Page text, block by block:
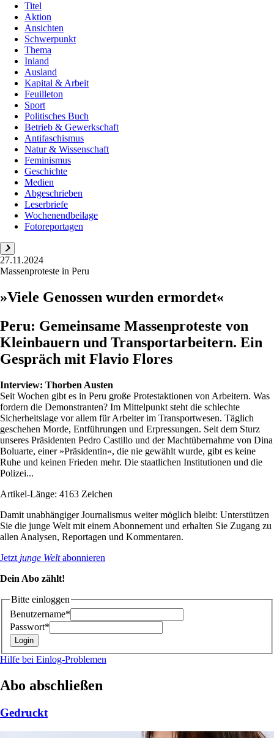
Titel
Aktion
Ansichten
Schwerpunkt
Thema
Inland
Ausland
Kapital & Arbeit
Feuilleton
Sport
Politisches Buch
Betrieb & Gewerkschaft
Antifaschismus
Natur & Wissenschaft
Feminismus
Geschichte
Medien
Abgeschrieben
Leserbriefe
Wochenendbeilage
Fotoreportagen
27.11.2024
Massenproteste in Peru
»Viele Genossen wurden ermordet«
Peru: Gemeinsame Massenproteste von
Kleinbauern und Transportarbeitern. Ein
Gespräch mit Flavio Flores
Interview: Thorben Austen
Seit Wochen gibt es in Peru große Protestaktionen von Arbeitern. Was
fordern die Demonstranten? Im Mittelpunkt steht die schlechte
Sicherheitslage vor allem für Arbeiter im Transportwesen. Täglich
geschehen Morde, Entführungen und Erpressungen. Seit dem Sturz
unseres Präsidenten Pedro Castillo und der Machtübernahme von Dina
Boluarte, einer »Präsidentin«, die nie gewählt wurde, gibt es keine
Ruhe und keinen Frieden mehr. Die staatlichen Institutionen und die
Polizei...
Artikel-Länge: 4163 Zeichen
Damit unabhängiger Journalismus weiter möglich bleibt: Unterstützen
Sie die junge Welt mit einem Abonnement und erhalten Sie Zugang zu
allen Analysen, Reportagen und Kommentaren.
Jetzt junge Weltabonnieren
Dein Abo zählt!
Bitte einloggen
Benutzername*
Passwort*
Hilfe bei Einlog-Problemen
Abo abschließen
Gedruckt